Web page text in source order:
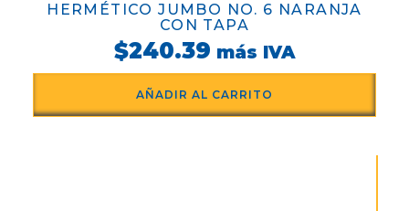
HERMÉTICO JUMBO NO. 6 NARANJA
CON TAPA
$240.39 más IVA
AÑADIR AL CARRITO